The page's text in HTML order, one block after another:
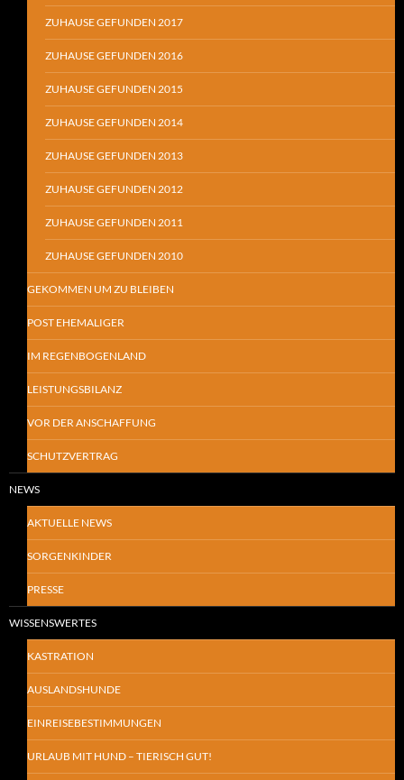
ZUHAUSE GEFUNDEN 2017
ZUHAUSE GEFUNDEN 2016
ZUHAUSE GEFUNDEN 2015
ZUHAUSE GEFUNDEN 2014
ZUHAUSE GEFUNDEN 2013
ZUHAUSE GEFUNDEN 2012
ZUHAUSE GEFUNDEN 2011
ZUHAUSE GEFUNDEN 2010
GEKOMMEN UM ZU BLEIBEN
POST EHEMALIGER
IM REGENBOGENLAND
LEISTUNGSBILANZ
VOR DER ANSCHAFFUNG
SCHUTZVERTRAG
NEWS
AKTUELLE NEWS
SORGENKINDER
PRESSE
WISSENSWERTES
KASTRATION
AUSLANDSHUNDE
EINREISEBESTIMMUNGEN
URLAUB MIT HUND – TIERISCH GUT!